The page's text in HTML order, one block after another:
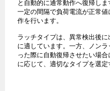
と自動的に通常動作へ復帰しま
一定の間隔で負荷電流が正常
作を行います。
ラッチタイプは、異常検出後
に適しています。一方、ノン
った際に自動復帰させたい場
に応じて、適切なタイプを選定